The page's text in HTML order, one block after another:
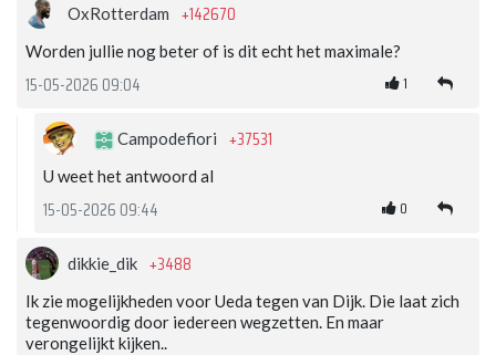
OxRotterdam +142670
Worden jullie nog beter of is dit echt het maximale?
15-05-2026 09:04 1
Campodefiori +37531
U weet het antwoord al
15-05-2026 09:44 0
dikkie_dik +3488
Ik zie mogelijkheden voor Ueda tegen van Dijk. Die laat zich
tegenwoordig door iedereen wegzetten. En maar
verongelijkt kijken..